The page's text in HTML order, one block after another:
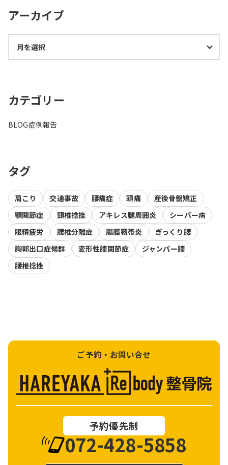
アーカイブ
カテゴリー
BLOG症例報告
タグ
肩こり 交通事故 腰痛症 頭痛
産後骨盤矯正
顎関節症
頸椎捻挫 アキレス腱周囲炎
シーバー病
眼精疲労
腰椎分離症 腸脛靭帯炎
ぎっくり腰
胸郭出口症候群
変形性膝関節症
ジャンパー膝
腰椎捻挫
ご予約・お問い合せ
予約優先制
072-428-5858